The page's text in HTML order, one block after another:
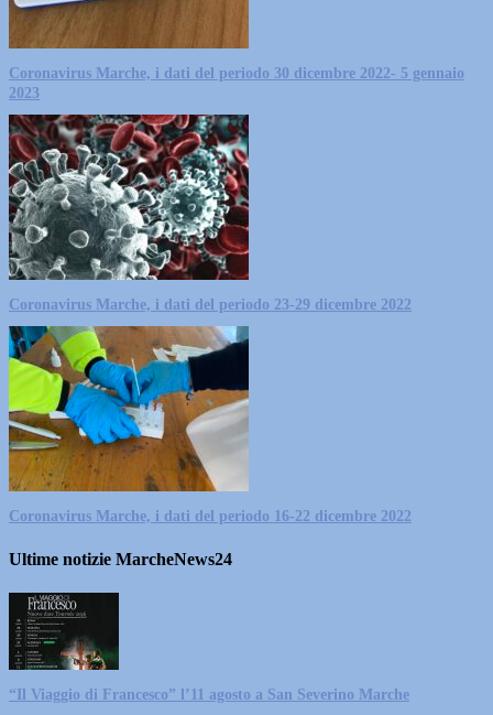
Coronavirus Marche, i dati del periodo 30 dicembre 2022- 5 gennaio
2023
Coronavirus Marche, i dati del periodo 23-29 dicembre 2022
Coronavirus Marche, i dati del periodo 16-22 dicembre 2022
Ultime notizie MarcheNews24
“Il Viaggio di Francesco” l’11 agosto a San Severino Marche